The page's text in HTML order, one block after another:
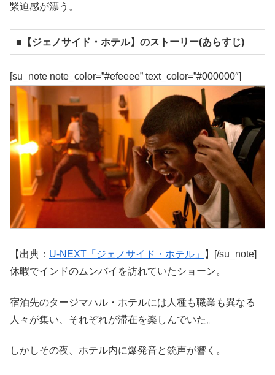
緊迫感が漂う。
■【ジェノサイド・ホテル】のストーリー(あらすじ)
[su_note note_color=”#efeeee” text_color=”#000000″]
【出典： U-NEXT「ジェノサイド・ホテル」
】[/su_note]
休暇でインドのムンバイを訪れていたショーン。
宿泊先のタージマハル・ホテルには人種も職業も異なる
人々が集い、それぞれが滞在を楽しんでいた。
しかしその夜、ホテル内に爆発音と銃声が響く。